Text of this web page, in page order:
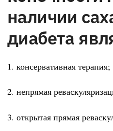
наличии
диабета
1. консервативная терапия;
2. непрямая
3. открытая прямая